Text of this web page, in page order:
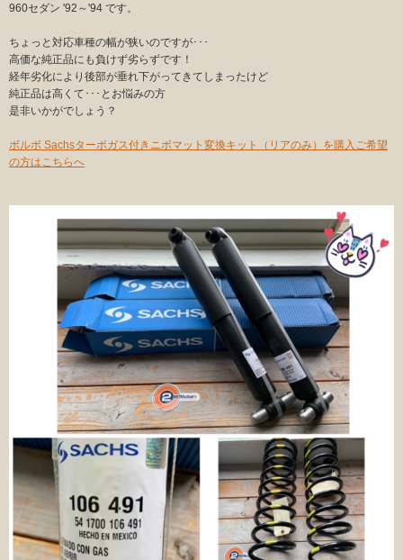
960セダン '92～'94 です。
ちょっと対応車種の幅が狭いのですが･･･
高価な純正品にも負けず劣らずです！
経年劣化により後部が垂れ下がってきてしまったけど
純正品は高くて･･･とお悩みの方
是非いかがでしょう？
ボルボ Sachsターボガス付きニボマット変換キット（リアのみ）を購入ご希望
の方はこちらへ